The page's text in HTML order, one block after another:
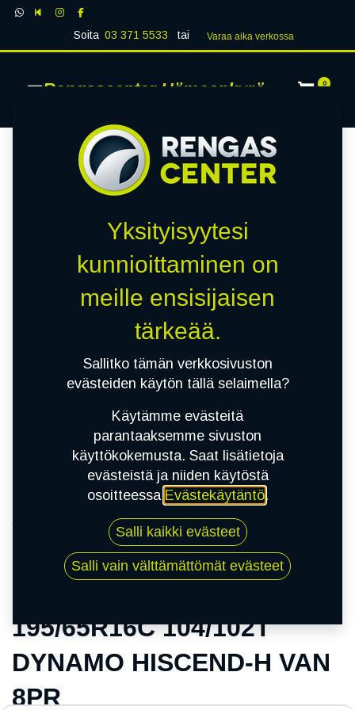
Soita 03 371 5533 tai Varaa aika verk​​​​ossa
Rengascenter Hämeenkyrö 0
195/65R16C 104/102T DYNAMO HISCEND-H
VAN 8PR
195/65R16C 104/102T
DYNAMO HISCEND-H VAN
8PR
Yksityisyytesi
kunnioittaminen on
meille ensisijaisen
tärkeää.
Sallitko tämän verkkosivuston
evästeiden käytön tällä selaimella?
Käytämme evästeitä
parantaaksemme sivuston
käyttökokemusta. Saat lisätietoja
evästeistä ja niiden käytöstä
osoitteessa Evästekäytäntö.
Salli kaikki evästeet
Salli vain välttämättömät evästeet